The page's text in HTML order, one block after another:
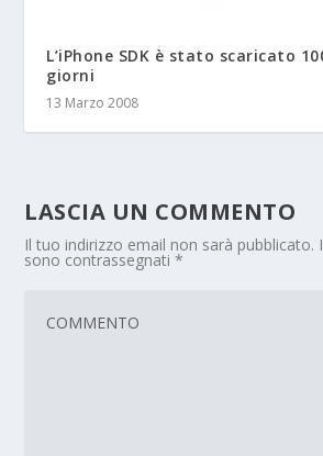
L’iPhone SDK è stato scaricato
giorni
13 Marzo 2008
LASCIA UN COMMENTO
Il tuo indirizzo email non sarà pubblicato.
sono contrassegnati*